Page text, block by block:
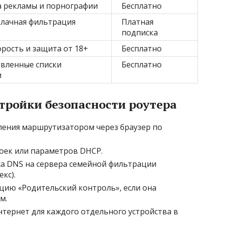
рекламы и порнографии
Бесплатно
фильтрация
Платная
подписка
и защита от 18+
Бесплатно
списки
Бесплатно
безопасности роутера
маршрутизатором через браузер по
или параметров DHCP.
DNS на сервера семейной фильтрации
«Родительский контроль», если она
для каждого отдельного устройства в